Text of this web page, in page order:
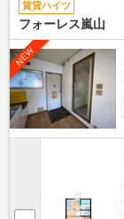
賃貸ハイツ
フォーレス嵐山
NEW